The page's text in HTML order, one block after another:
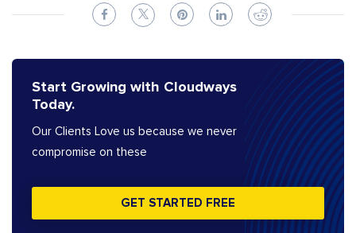
Start Growing with Cloudways
Today.
Our Clients Love us because we never
compromise on these
GET STARTED FREE